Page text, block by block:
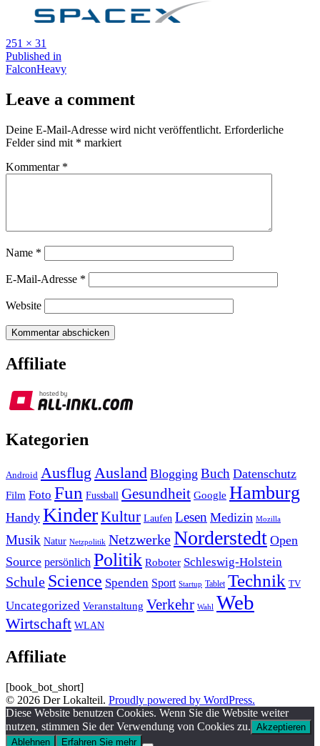
Full
size
251 × 31
Beitragsnavigation
Published in
FalconHeavy
Leave a comment
Deine E-Mail-Adresse wird nicht veröffentlicht. Erforderliche
Felder sind mit * markiert
Kommentar *
Name *
E-Mail-Adresse *
Website
Affiliate
Kategorien
Android Ausflug Ausland Blogging Buch Datenschutz
Film Foto Fun Fussball Gesundheit Google Hamburg
Handy KinderKultur Laufen Lesen Medizin Mozilla
Musik Natur Netzpolitik NetzwerkeNorderstedt Open
Source persönlich Politik Roboter Schleswig-Holstein
Schule Science Spenden Sport Startup Tablet Technik TV
Uncategorized Veranstaltung Verkehr Wahl Web
Wirtschaft WLAN
Affiliate
[book_bot_short]
© 2026 Der Lokalteil. Proudly powered by WordPress.
Diese Website benutzen Cookies. Wenn Sie die Website weiter
nutzen, stimmen Sie der Verwendung von Cookies zu. Akzeptieren
Ablehnen
Erfahren Sie mehr